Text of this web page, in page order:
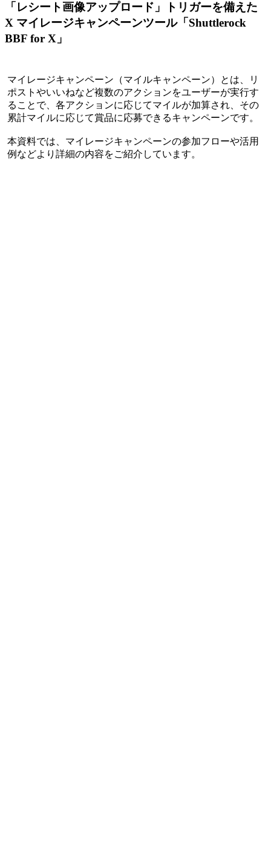
「レシート画像アップロード」トリガーを備えた
X マイレージキャンペーンツール「Shuttlerock
BBF for X」
マイレージキャンペーン（マイルキャンペーン）とは、リ
ポストやいいねなど複数のアクションをユーザーが実行す
ることで、各アクションに応じてマイルが加算され、その
累計マイルに応じて賞品に応募できるキャンペーンです。
本資料では、マイレージキャンペーンの参加フローや活用
例などより詳細の内容をご紹介しています。